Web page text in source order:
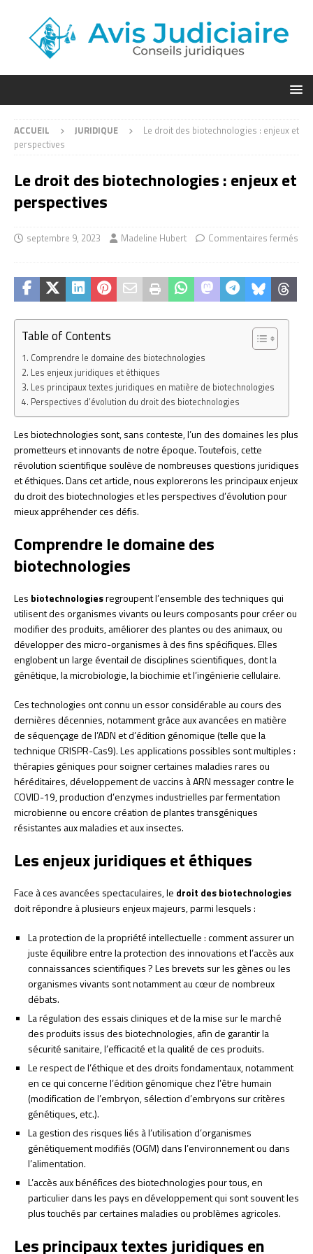
ACCUEIL JURIDIQUE
Le droit des biotechnologies : enjeux et
perspectives
Le droit des biotechnologies : enjeux et
perspectives
septembre 9, 2023 Madeline Hubert Commentaires fermés
Table of Contents
Comprendre le domaine des biotechnologies
Les enjeux juridiques et éthiques
Les principaux textes juridiques en matière de biotechnologies
Perspectives d’évolution du droit des biotechnologies
Les biotechnologies sont, sans conteste, l’un des domaines les plus
prometteurs et innovants de notre époque. Toutefois, cette
révolution scientifique soulève de nombreuses questions juridiques
et éthiques. Dans cet article, nous explorerons les principaux enjeux
du droit des biotechnologies et les perspectives d’évolution pour
mieux appréhender ces défis.
Comprendre le domaine des
biotechnologies
Les biotechnologiesregroupent l’ensemble des techniques qui
utilisent des organismes vivants ou leurs composants pour créer ou
modifier des produits, améliorer des plantes ou des animaux, ou
développer des micro-organismes à des fins spécifiques. Elles
englobent un large éventail de disciplines scientifiques, dont la
génétique, la microbiologie, la biochimie et l’ingénierie cellulaire.
Ces technologies ont connu un essor considérable au cours des
dernières décennies, notamment grâce aux avancées en matière
de séquençage de l’ADN et d’édition génomique (telle que la
technique CRISPR-Cas9). Les applications possibles sont multiples :
thérapies géniques pour soigner certaines maladies rares ou
héréditaires, développement de vaccins à ARN messager contre le
COVID-19, production d’enzymes industrielles par fermentation
microbienne ou encore création de plantes transgéniques
résistantes aux maladies et aux insectes.
Les enjeux juridiques et éthiques
Face à ces avancées spectaculaires, le droit des biotechnologies
doit répondre à plusieurs enjeux majeurs, parmi lesquels :
La protection de la propriété intellectuelle : comment assurer un
juste équilibre entre la protection des innovations et l’accès aux
connaissances scientifiques ? Les brevets sur les gènes ou les
organismes vivants sont notamment au cœur de nombreux
débats.
La régulation des essais cliniques et de la mise sur le marché
des produits issus des biotechnologies, afin de garantir la
sécurité sanitaire, l’efficacité et la qualité de ces produits.
Le respect de l’éthique et des droits fondamentaux, notamment
en ce qui concerne l’édition génomique chez l’être humain
(modification de l’embryon, sélection d’embryons sur critères
génétiques, etc.).
La gestion des risques liés à l’utilisation d’organismes
génétiquement modifiés (OGM) dans l’environnement ou dans
l’alimentation.
L’accès aux bénéfices des biotechnologies pour tous, en
particulier dans les pays en développement qui sont souvent les
plus touchés par certaines maladies ou problèmes agricoles.
Les principaux textes juridiques en